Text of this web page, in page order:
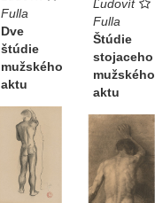
Fulla
Dve
štúdie
mužského
aktu
Ľudovít
Fulla
Štúdie
stojaceho
mužského
aktu